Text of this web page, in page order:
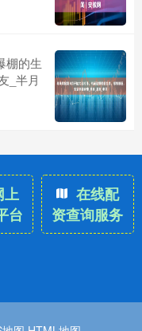
棚的生
_半月
上
台
在线配
资查询服务